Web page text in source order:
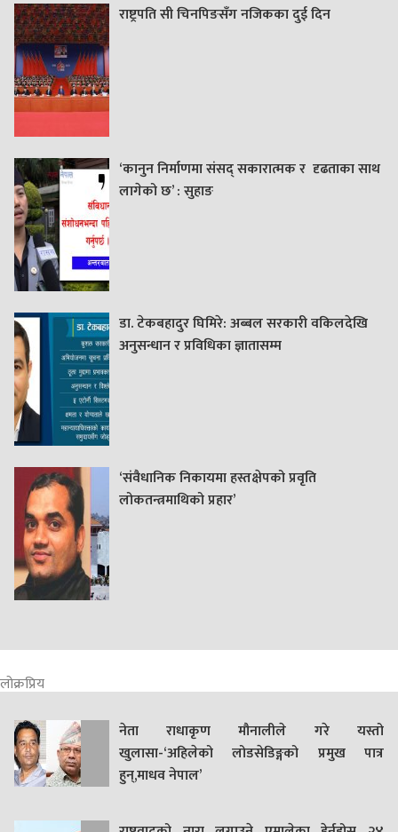
राष्ट्रपति सी चिनपिङसँग नजिकका दुई दिन
‘कानुन निर्माणमा संसद् सकारात्मक र दृढताका साथ
लागेको छ’ : सुहाङ
डा. टेकबहादुर घिमिरे: अब्बल सरकारी वकिलदेखि
अनुसन्धान र प्रविधिका ज्ञातासम्म
‘संवैधानिक निकायमा हस्तक्षेपको प्रवृति
लोकतन्त्रमाथिको प्रहार’
लोक्रप्रिय
नेता राधाकृण मौनालीले गरे यस्तो
खुलासा-‘अहिलेको लोडसेडिङ्गको प्रमुख पात्र
हुन्,माधव नेपाल’